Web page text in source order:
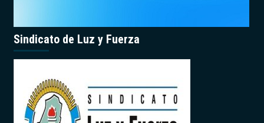
Sindicato de Luz y Fuerza